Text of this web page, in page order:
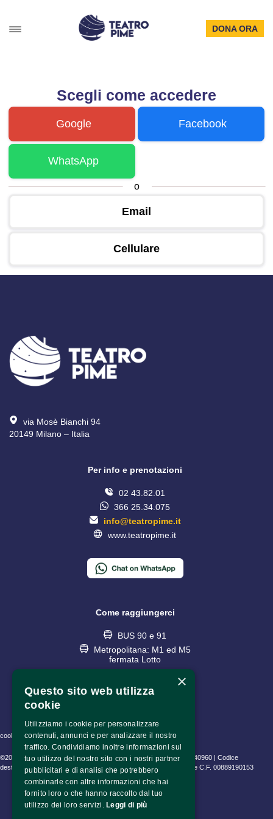
DONA ORA
Scegli come accedere
Google Facebook
WhatsApp
o
Email
Cellulare
via Mosè Bianchi 94
20149 Milano – Italia
Per info e prenotazioni
02 43.82.01
366 25.34.075
info@teatropime.it
www.teatropime.it
Come raggiungerci
BUS 90 e 91
Metropolitana: M1 ed M5
fermata Lotto
cookie policy • privacy policy • informativa trattamento dati
©2023 Fondazione Pime Onlus C.F. 97486040153 e P.IVA 06630940960 | Codice
destinatario (SDI) SUBM70N | CEAM Srl P.IVA 10802530153 | Pime C.F. 00889190153
×
Questo sito web utilizza
cookie
Utilizziamo i cookie per personalizzare
contenuti, annunci e per analizzare il nostro
traffico. Condividiamo inoltre informazioni sul
tuo utilizzo del nostro sito con i nostri partner
pubblicitari e di analisi che potrebbero
combinarle con altre informazioni che hai
fornito loro o che hanno raccolto dal tuo
utilizzo dei loro servizi. Leggi di più